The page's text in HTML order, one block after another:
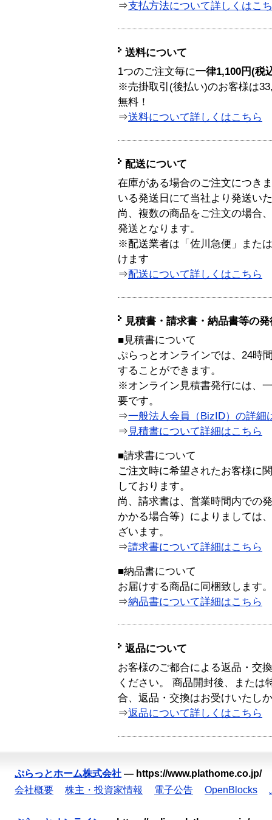
⇒支払方法について詳しくはこ
送料について
1つのご注文毎に一律1,100円(税
※売掛取引(後払い)のお客様は
無料！
⇒送料について詳しくはこちら
配送について
在庫がある場合のご注文につき
いる発送日にて当社より発送い
尚、複数の商品をご注文の場合
発送となります。
※配送業者は「佐川急便」また
けます
⇒配送について詳しくはこちら
見積書・請求書・納品書等の
■見積書について
ぷらっとオンラインでは、24時
することができます。
※オンライン見積書発行には、
要です。
⇒一般法人会員（BizID）の詳細
⇒ 見積書について詳細はこちら
■請求書について
ご注文時に希望されたお客様に
しております。
尚、請求書は、営業時間内での
かかる場合等）によりましては
ざいます。
⇒請求書について詳細はこちら
■納品書について
お届けする商品に同梱致します。
⇒納品書について詳細はこちら
返品について
お客様のご都合による返品・交
ください。 商品開封後、または
合、返品・交換はお受けいたし
⇒返品について詳しくはこちら
ぷらっとホーム株式会社 — https://www.plathome.co.jp/
会社概要
株主・投資家情報 電子公告 OpenBlocks